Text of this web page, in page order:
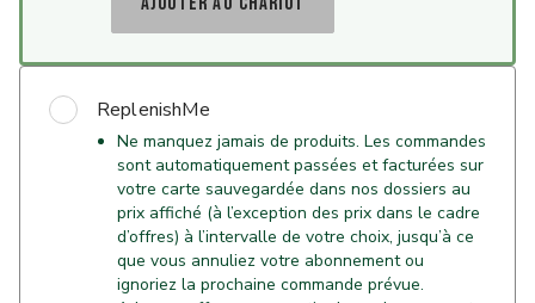
ReplenishMe
Ne manquez jamais de produits. Les commandes
sont automatiquement passées et facturées sur
votre carte sauvegardée dans nos dossiers au
prix affiché (à l’exception des prix dans le cadre
d’offres) à l’intervalle de votre choix, jusqu’à ce
que vous annuliez votre abonnement ou
ignoriez la prochaine commande prévue.